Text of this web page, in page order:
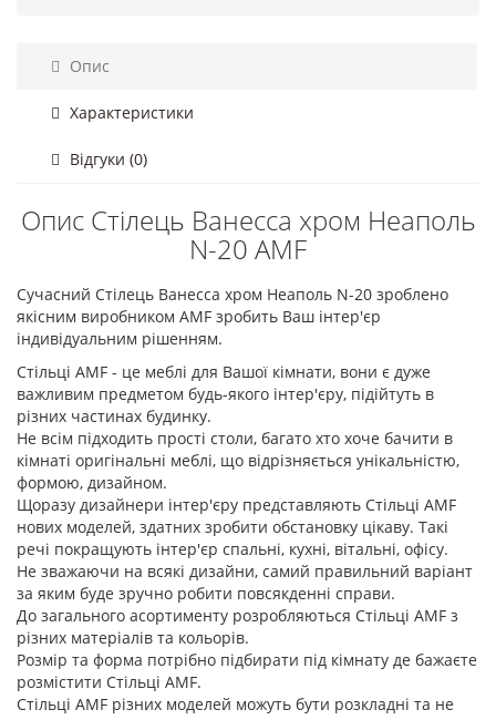
Опис
Характеристики
Відгуки (0)
Опис Стілець Ванесса хром Неаполь
N-20 AMF
Cучасний Стілець Ванесса хром Неаполь N-20 зроблено
якісним виробником AMF зробить Ваш інтер'єр
індивідуальним рішенням.
Стільці AMF - це меблі для Вашої кімнати, вони є дуже
важливим предметом будь-якого інтер'єру, підійтуть в
різних частинах будинку.
Не всім підходить прості столи, багато хто хоче бачити в
кімнаті оригінальні меблі, що відрізняється унікальністю,
формою, дизайном.
Щоразу дизайнери інтер'єру представляють Стільці AMF
нових моделей, здатних зробити обстановку цікаву. Такі
речі покращують інтер'єр спальні, кухні, вітальні, офісу.
Не зважаючи на всякі дизайни, самий правильний варіант
за яким буде зручно робити повсякденні справи.
До загального асортименту розробляються Стільці AMF з
різних матеріалів та кольорів.
Розмір та форма потрібно підбирати під кімнату де бажаєте
розмістити Стільці AMF.
Стільці AMF різних моделей можуть бути розкладні та не